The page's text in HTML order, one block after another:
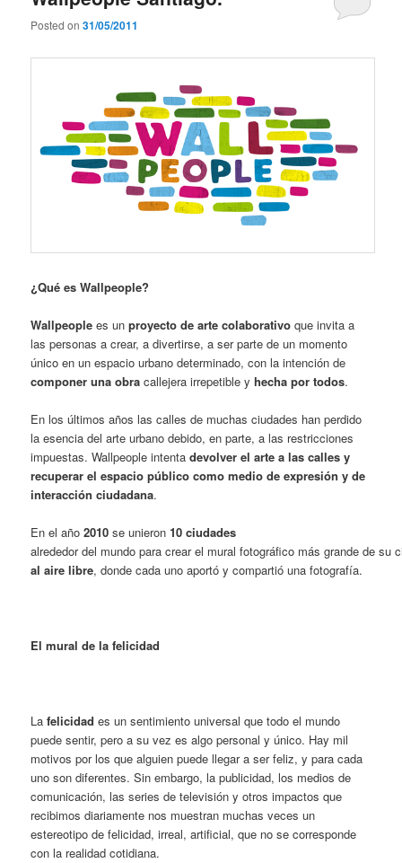
Posted on31/05/2011
¿Qué es Wallpeople?
Wallpeople es unproyecto de arte colaborativo que invita a
las personas a crear, a divertirse, a ser parte de un momento
único en un espacio urbano determinado, con la intención de
componer una obra callejera irrepetible yhecha por todos.
En los últimos años las calles de muchas ciudades han perdido
la esencia del arte urbano debido, en parte, a las restricciones
impuestas. Wallpeople intentadevolver el arte a las calles y
recuperar el espacio público como medio de expresión y de
interacción ciudadana.
En el año2010 se unieron10 ciudades
alrededor del mundo para crear el mural fotográfico más grande de
al aire libre, donde cada uno aportó y compartió una fotografía.
El mural de la felicidad
Lafelicidad es un sentimiento universal que todo el mundo
puede sentir, pero a su vez es algo personal y único. Hay mil
motivos por los que alguien puede llegar a ser feliz, y para cada
uno son diferentes. Sin embargo, la publicidad, los medios de
comunicación, las series de televisión y otros impactos que
recibimos diariamente nos muestran muchas veces un
estereotipo de felicidad, irreal, artificial, que no se corresponde
con la realidad cotidiana.